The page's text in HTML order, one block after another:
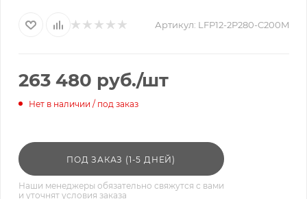
Артикул: LFP12-2P280-C200M
263 480 руб./шт
Нет в наличии / под заказ
ПОД ЗАКАЗ (1-5 ДНЕЙ)
Наши менеджеры обязательно свяжутся с вами
и уточнят условия заказа